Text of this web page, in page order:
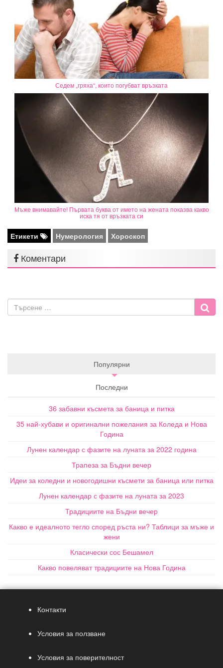
Седем „гряха“, които погубват връзката
Мъже внимавайте! Първата буква от името на жената показва какво
иска тя от връзката си
Етикети Нумерология Хороскоп
Коментари
Популярни
Последни
36 забавни късмета за баница и питка
35 най-хубави и оригинални пожелания за Коледа и Нова
Година
Лунен календар с фазите на луната за 2022 година
Трапеза за Бъдни вечер
Идеи за коледни и новогодишни късмети за баница или питка
Лунен календар с фазите на луната за 2023
Традициите на Бъдни вечер
Какво е идеалното тегло според ръста ни? Таблици за мъже и
жени
Класически сос Бешамел
Какво повеляват традициите на Нова Година
Контакти
Условия за ползване
Условия за поверителност